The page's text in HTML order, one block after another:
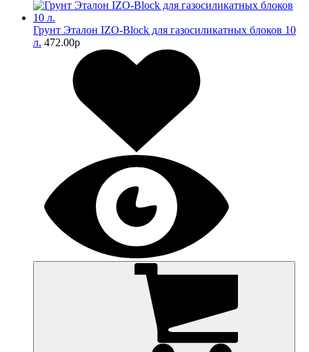
Грунт Эталон IZO-Block для газосиликатных блоков 10
л. 472.00p